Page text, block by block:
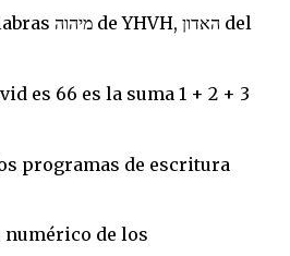
מיהוה de YHVH, האדון del
es 66 es la suma 1 + 2 + 3
programas de escritura
numérico de los